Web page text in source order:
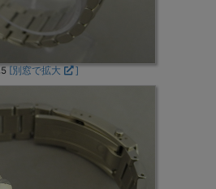
[別窓で拡大 ]